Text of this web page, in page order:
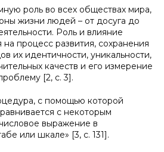
роль во всех обществах мира,
жизни людей – от досуга до
Роль и влияние
на процесс развития, сохранения
их идентичности, уникальности,
качеств и его измерение
[2, с. 3].
с помощью которой
с некоторым
выражение в
или шкале» [3, с. 131].